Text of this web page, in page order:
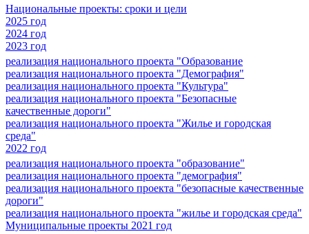
Национальные проекты: сроки и цели
2025 год
2024 год
2023 год
реализация национального проекта "Образование
реализация национального проекта "Демография"
реализация национального проекта "Культура"
реализация национального проекта "Безопасные
качественные дороги"
реализация национального проекта "Жилье и городская
среда"
2022 год
реализация национального проекта "образование"
реализация национального проекта "демография"
реализация национального проекта "безопасные качественные
дороги"
реализация национального проекта "жилье и городская среда"
Муниципальные проекты 2021 год